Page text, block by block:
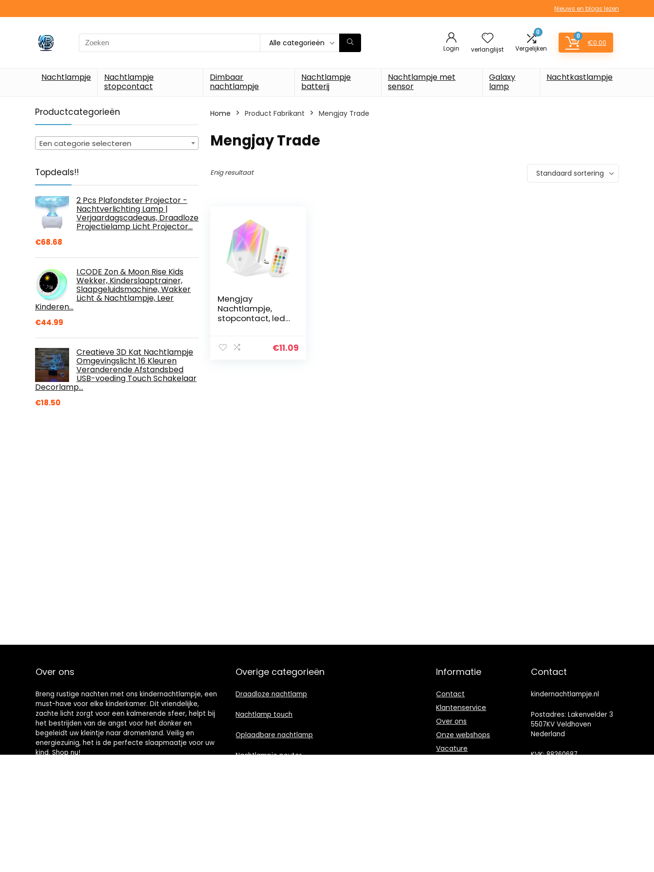
Nieuws en blogs lezen
Search
for:
Alle categorieën
Login verlanglijst
0
Vergelijken
0
€0.00
Nachtlampje
Nachtlampje
stopcontact
Dimbaar
nachtlampje
Nachtlampje
batterij
Nachtlampje met
sensor
Galaxy
lamp
Nachtkastlampje
Productcategorieën
Een categorie selecteren
Topdeals!!
2 Pcs Plafondster Projector -
Nachtverlichting Lamp |
Verjaardagscadeaus, Draadloze
Projectielamp Licht Projector…
€68.68
I.CODE Zon & Moon Rise Kids
Wekker, Kinderslaaptrainer,
Slaapgeluidsmachine, Wakker
Licht & Nachtlampje, Leer
Kinderen…
€44.99
Creatieve 3D Kat Nachtlampje
Omgevingslicht 16 Kleuren
Veranderende Afstandsbed
USB-voeding Touch Schakelaar
Decorlamp…
€18.50
Home Product Fabrikant ‎Mengjay Trade
‎Mengjay Trade
Enig resultaat Standaard sortering
Mengjay
Nachtlampje,
stopcontact, led-
kinderen, met€11.09
Over ons
Breng rustige nachten met ons kindernachtlampje, een
must-have voor elke kinderkamer. Dit vriendelijke,
zachte licht zorgt voor een kalmerende sfeer, helpt bij
het bestrijden van de angst voor het donker en
begeleidt uw kleintje naar dromenland. Veilig en
energiezuinig, het is de perfecte slaapmaatje voor uw
kind. Shop nu!
Overige categorieën
Draadloze nachtlamp
Nachtlamp touch
Oplaadbare nachtlamp
Nachtlampje peuter
Informatie
Contact
Klantenservice
Over ons
Onze webshops
Vacature
Contact
kindernachtlampje.nl
Postadres: Lakenvelder 3
5507KV Veldhoven
Nederland
KVK: 88360687